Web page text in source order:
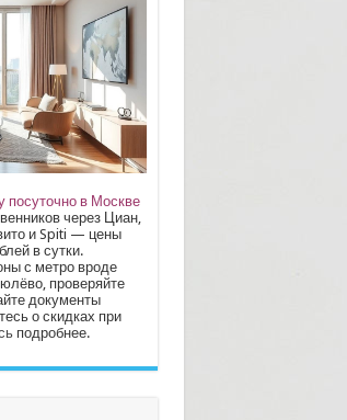
посуточно в Москве
через Циан,
и Spiti — цены
в сутки.
с метро вроде
проверяйте
документы
о скидках при
подробнее.